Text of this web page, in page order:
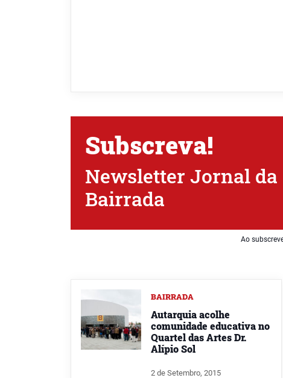
Subscreva!
Newsletter Jornal da
Bairrada
Ao
BAIRRADA
Autarquia acolhe
comunidade educativa no
Quartel das Artes Dr.
Alípio Sol
2 de Setembro, 2015